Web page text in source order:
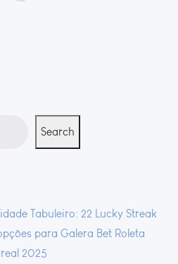
Search
Tabuleiro: 22 Lucky Streak
para Galera Bet Roleta
2025